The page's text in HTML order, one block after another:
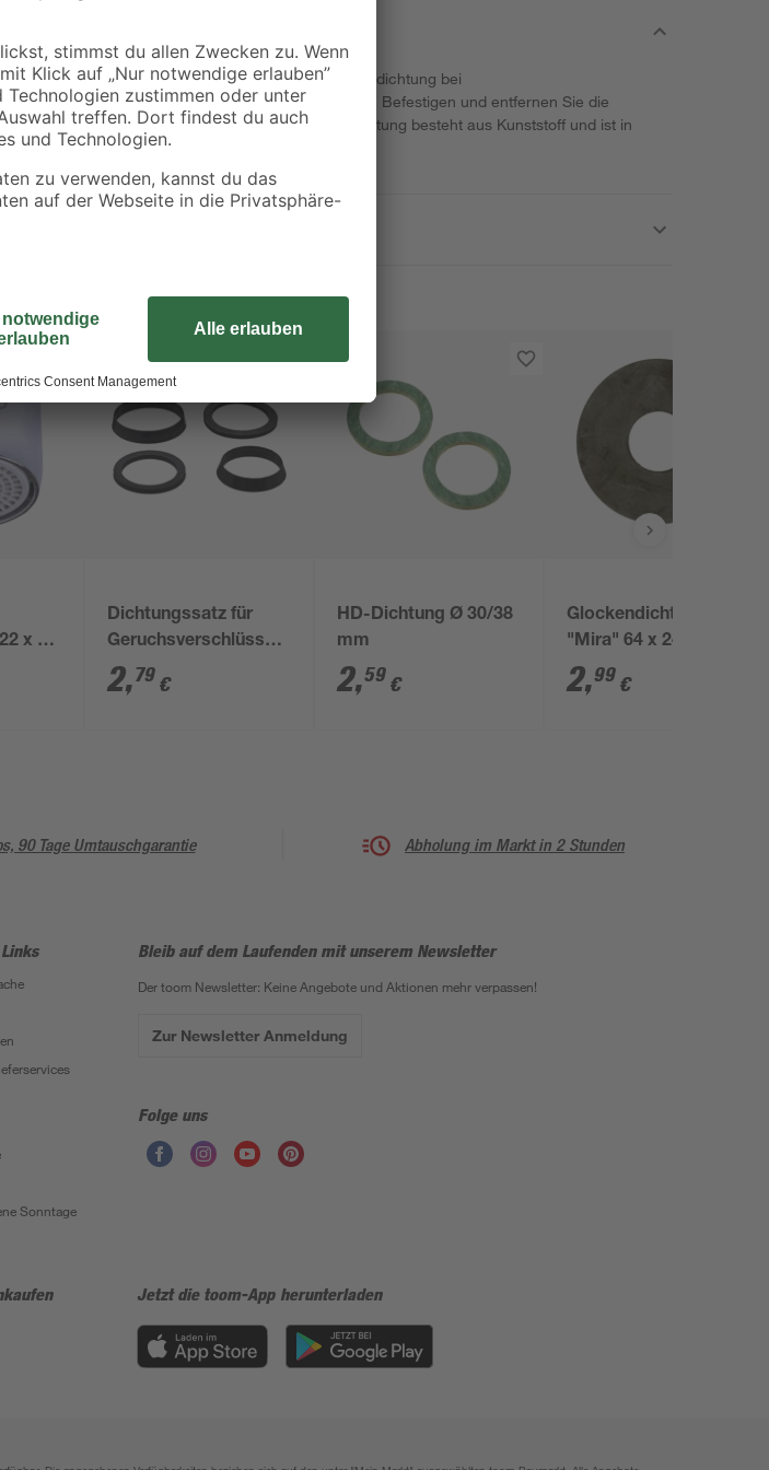
Die PE-Dichtungen von Conmetall dienen zur Abdichtung bei
Wasserzählerverschraubungen im Innenbereich. Befestigen und entfernen Sie die
Dichtungen durch einfaches Einsetzen. Die Dichtung besteht aus Kunststoff und ist in
verschiedenen Durchmessern erhältlich.
x 1
Dichtungssatz für
Geruchsverschlüsse 1
1/4" 1 1/2" 8-tlg.
2,79 €
HD-Dichtung Ø 30/38
mm
2,59 €
Glockendichtung
"Mira" 64 x 24 x 4 mm
schwarz
2,99 €
90 Tage Umtauschgarantie Abholung im Markt in 2 Stunden
Sonntage
Bleib auf dem Laufenden mit unserem Newsletter
Der toom Newsletter: Keine Angebote und Aktionen mehr verpassen!
Zur Newsletter Anmeldung
Folge uns
Jetzt die toom-App herunterladen